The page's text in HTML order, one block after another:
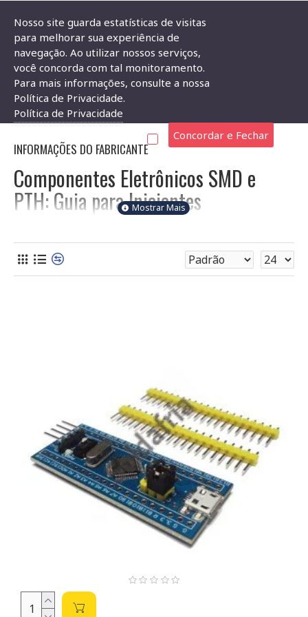
Placa Arduino
PLACA ARDUINO
INFORMAÇÕES DO FABRICANTE
Componentes Eletrônicos SMD e
PTH: Guia para Iniciantes
Aqui você encontra uma ampla variedade de componentes
SMD (Surface Mount Device) e PTH (Through-Hole
Technology, também conhecidos como THT), essenciais para
permitindo maior densidade de componentes em placas
menores. Ideal para miniaturização e produção em massa.
Para soldagem, é recomendado o uso de estação de solda
com ponta fina e fluxo adequado.
Vantagens:Miniaturização, alta densidade, baixo
custo (em larga escala), automação na produção.
Desvantagens:Soldagem mais complexa para
iniciantes, requer ferramentas e técnicas específicas.
Componentes PTH (Through-Hole Technology):
Os componentes PTH possuem terminais que atravessam a
São mais fáceis de soldar manualmente, ideais para
protótipos e projetos de pequena escala. A soldagem é mais
robusta e permite fácil inspeção visual.
Nosso site guarda estatísticas de visitas
para melhorar sua experiência de
navegação. Ao utilizar nossos serviços,
você concorda com tal monitoramento.
Para mais informações, consulte a nossa
Política de Privacidade.
Política de Privacidade
Concordar e Fechar